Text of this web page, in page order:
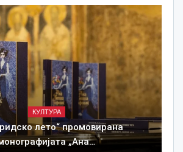
КУЛТУРА
лето“ промовирана
„Ана…